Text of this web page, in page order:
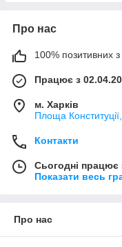
Про нас
100% позитивних з
Працює з
м. Харків
Площа
Контакти
Сьогодні працює
Показати весь
Про нас